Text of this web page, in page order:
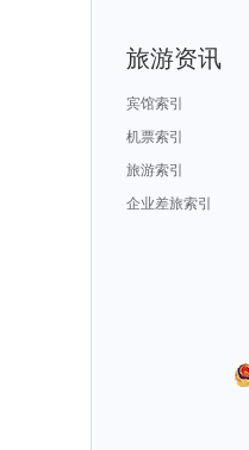
旅游资讯
宾馆索引
机票索引
旅游索引
企业差旅索引